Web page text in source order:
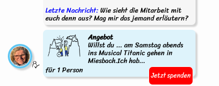
Letzte Nachricht:Wie sieht die Mitarbeit mit
euch denn aus? Mag mir das jemand erläutern?
Angebot
Willst du ... am Samstag abends
ins Musical Titanic gehen in
Miesbach.Ich hab...
für 1 Person Jetzt spenden